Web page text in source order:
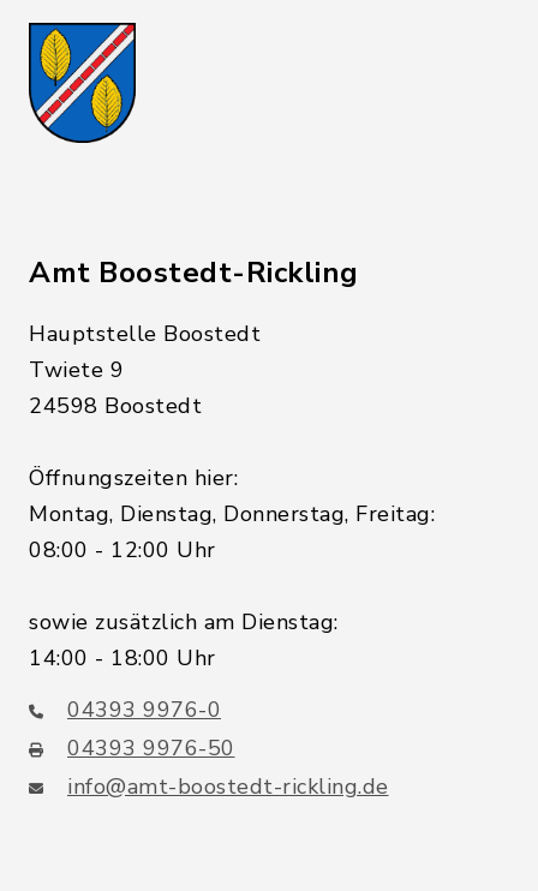
Amt Boostedt-Rickling
Hauptstelle Boostedt
Twiete 9
24598 Boostedt
Öffnungszeiten hier:
Montag, Dienstag, Donnerstag, Freitag:
08:00 - 12:00 Uhr
sowie zusätzlich am Dienstag:
14:00 - 18:00 Uhr
04393 9976-0
04393 9976-50
info@amt-boostedt-rickling.de